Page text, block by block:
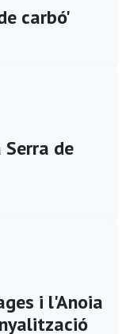
carbó'
de
i l'Anoia